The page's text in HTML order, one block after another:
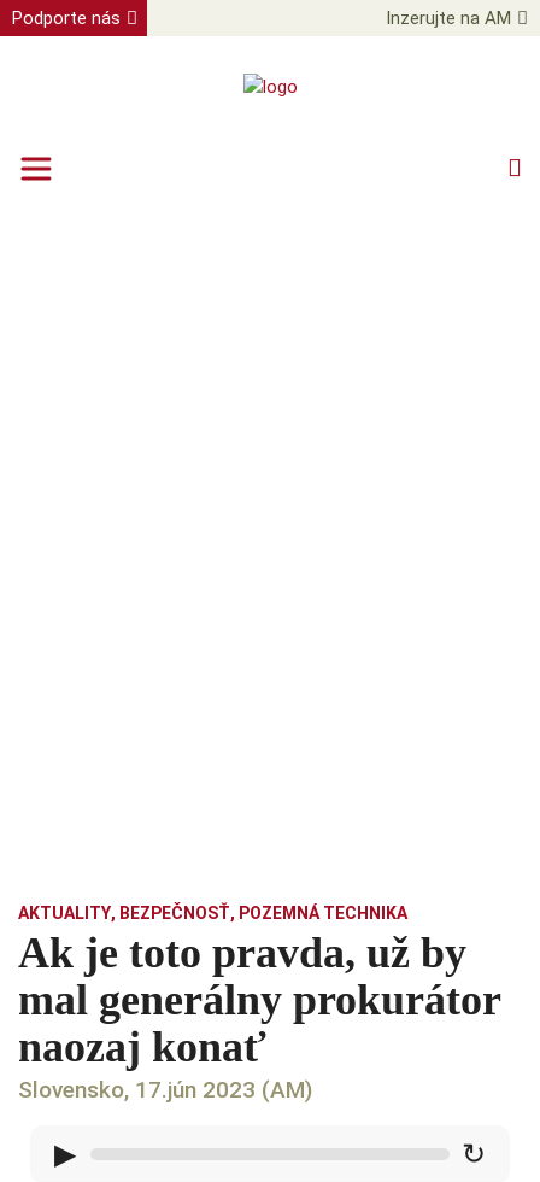
Podporte nás Inzerujte na AM
AKTUALITY, BEZPEČNOSŤ, POZEMNÁ TECHNIKA
Ak je toto pravda, už by
mal generálny prokurátor
naozaj konať
Slovensko, 17.jún 2023 (AM)
▶ ↻